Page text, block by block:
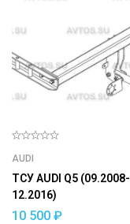
AUDI
ТСУ AUDI Q5 (09.2008-
12.2016)
10 500 ₽